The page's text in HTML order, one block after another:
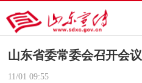
山东省委常委会召开会议
11/01 09:55